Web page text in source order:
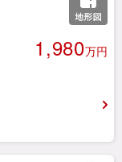
1,980万円